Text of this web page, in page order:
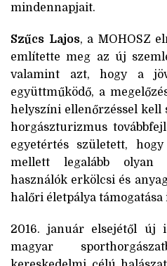
mindennapjait.
Szűcs Lajos, a MOHOSZ
említette meg az új
valamint azt, hogy a
együttműködő, a
helyszíni ellenőrzéssel kell
horgászturizmus
egyetértés született,
mellett legalább olyan
használók erkölcsi és
halőri életpálya támogatása
2016. január elsejétől új
magyar